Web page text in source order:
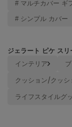
オニツカ タイガー
ORR
# マルチカバー ギ
# シンプル カバー
ジェラート ピケ ス
インテリア
クッション/クッシ
ライフスタイルグ